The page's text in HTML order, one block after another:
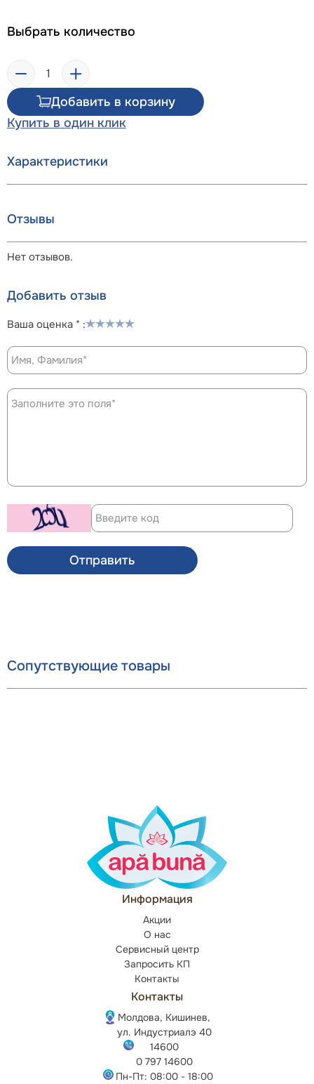
Выбрать количество
Добавить в корзину
Купить в один клик
Характеристики
Отзывы
Нет отзывов.
Добавить отзыв
Ваша оценка * :
Отправить
Сопутствующие товары
Информация
Акции
О нас
Сервисный центр
Запросить КП
Контакты
Контакты
Молдова, Кишинев,
ул. Индустриалэ 40
14600
0 797 14600
Пн-Пт: 08:00 - 18:00